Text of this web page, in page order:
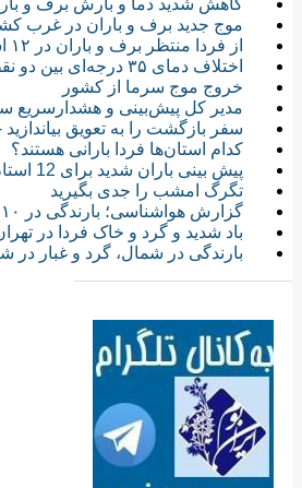
کاهش شدید دما و بارش برف و
موج جدید برف و باران در غرب
از فردا منتظر برف و باران در ۱۲ استان، باشیم
اختلاف دمای ۳۵ درجه‌ای بین دو نقطه کشور
خروج موج سرما از کشور
مدیر کل پیش‌بینی و هشدارسریع
سفر بازگشت را به تعویق
کدام استان‌ها فردا بارانی هستند؟
پیش بینی باران شدید برای 12 استان
تگرگ امشب را جدی بگیرید
گزارش هواشناسی؛ بارندگی در ۱۰ استان کشور/ تهران خنک می شود
باد شدید و گرد و خاک فردا در
بارندگی در شمال، گرد و غبار در